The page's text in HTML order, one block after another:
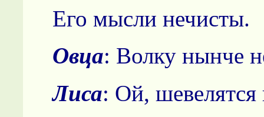
Его мысли нечисты.
Овца: Волку нынче
Лиса: Ой, шевелятся